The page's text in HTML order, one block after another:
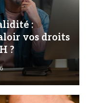
:
vos droits
?